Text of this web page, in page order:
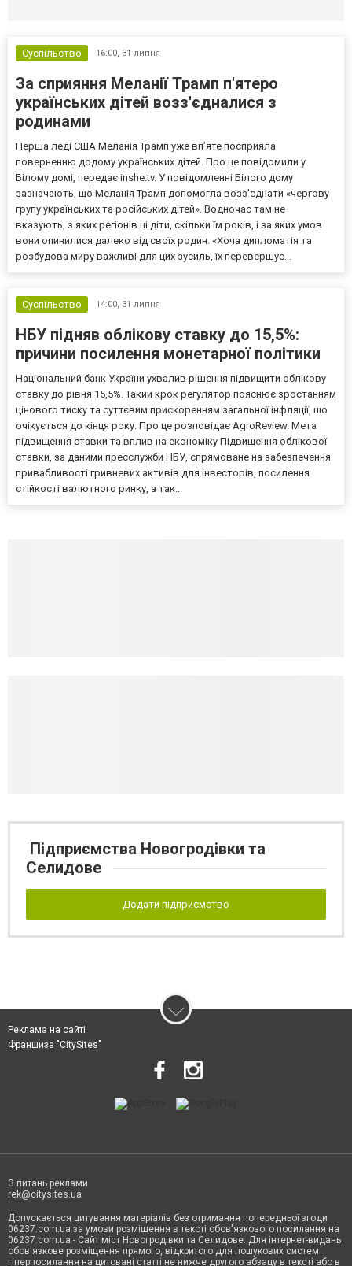
Суспільство 16:00, 31 липня
За сприяння Меланії Трамп п'ятеро
українських дітей возз'єдналися з
родинами
Перша леді США Меланія Трамп уже впʼяте посприяла
поверненню додому українських дітей. Про це повідомили у
Білому домі, передає inshe.tv. У повідомленні Білого дому
зазначають, що Меланія Трамп допомогла возз’єднати «чергову
групу українських та російських дітей». Водночас там не
вказують, з яких регіонів ці діти, скільки їм років, і за яких умов
вони опинилися далеко від своїх родин. «Хоча дипломатія та
розбудова миру важливі для цих зусиль, їх перевершує...
Суспільство 14:00, 31 липня
НБУ підняв облікову ставку до 15,5%:
причини посилення монетарної політики
Національний банк України ухвалив рішення підвищити облікову
ставку до рівня 15,5%. Такий крок регулятор пояснює зростанням
цінового тиску та суттєвим прискоренням загальної інфляції, що
очікується до кінця року. Про це розповідає AgroReview. Мета
підвищення ставки та вплив на економіку Підвищення облікової
ставки, за даними пресслужби НБУ, спрямоване на забезпечення
привабливості гривневих активів для інвесторів, посилення
стійкості валютного ринку, а так...
Підприємства Новогродівки та
Селидове
Додати підприємство
Реклама на сайті
Франшиза "CitySites"
З питань реклами
rek@citysites.ua
Допускається цитування матеріалів без отримання попередньої згоди
06237.com.ua за умови розміщення в тексті обов'язкового посилання на
06237.com.ua - Сайт міст Новогродівки та Селидове. Для інтернет-видань
обов'язкове розміщення прямого, відкритого для пошукових систем
гіперпосилання на цитовані статті не нижче другого абзацу в тексті або в